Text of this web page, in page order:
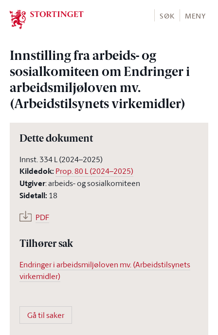
Stortinget.no
SØK MENY
Innstilling fra arbeids- og
sosialkomiteen om Endringer i
arbeidsmiljøloven mv.
(Arbeidstilsynets virkemidler)
Dette dokument
Innst. 334 L (2024–2025)
Kildedok: Prop. 80 L (2024–2025)
Utgiver:arbeids- og sosialkomiteen
Sidetall: 18
PDF
Tilhører sak
Endringer i arbeidsmiljøloven mv. (Arbeidstilsynets
virkemidler)
Gå til saker